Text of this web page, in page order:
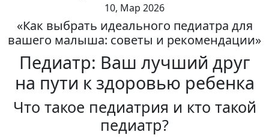
10, Мар 2026
«Как выбрать идеального педиатра для
вашего малыша: советы и рекомендации»
Педиатр: Ваш лучший друг
на пути к здоровью ребенка
Что такое педиатрия и кто такой
педиатр?